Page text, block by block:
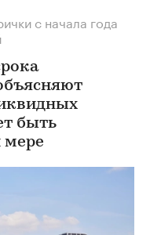
с начала года
быть
мере